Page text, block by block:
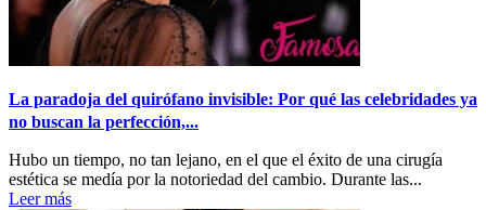
La paradoja del quirófano invisible: Por qué las celebridades ya
no buscan la perfección,...
Hubo un tiempo, no tan lejano, en el que el éxito de una cirugía
estética se medía por la notoriedad del cambio. Durante las...
Leer más